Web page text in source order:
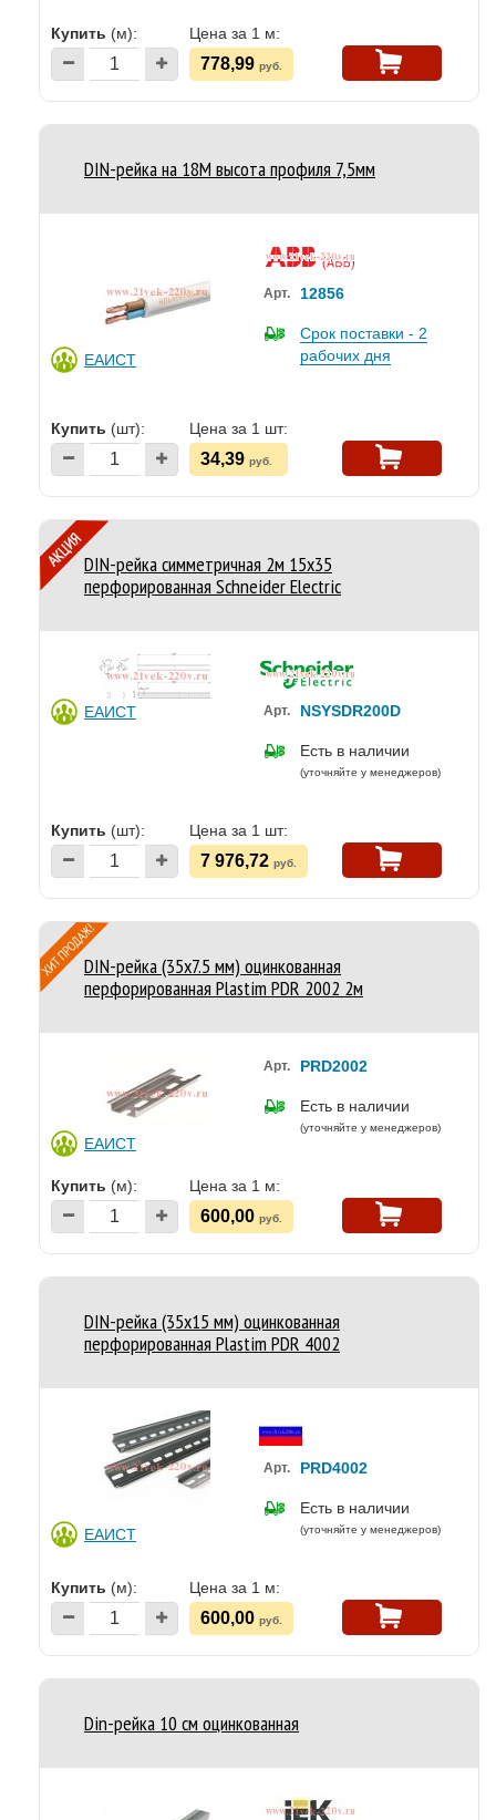
Купить (м): Цена за 1 м:
778,99 руб.
DIN-рейка на 18М высота профиля 7,5мм
ЕАИСТ
Арт. 12856
Срок поставки - 2
рабочих дня
Купить (шт): Цена за 1 шт:
34,39 руб.
DIN-рейка симметричная 2м 15х35
перфорированная Schneider Electric
ЕАИСТ Арт. NSYSDR200D
Есть в наличии
(уточняйте у менеджеров)
Купить (шт): Цена за 1 шт:
7 976,72 руб.
DIN-рейка (35х7.5 мм) оцинкованная
перфорированная Plastim PDR 2002 2м
ЕАИСТ
Арт. PRD2002
Есть в наличии
(уточняйте у менеджеров)
Купить (м): Цена за 1 м:
600,00 руб.
DIN-рейка (35х15 мм) оцинкованная
перфорированная Plastim PDR 4002
ЕАИСТ
Арт. PRD4002
Есть в наличии
(уточняйте у менеджеров)
Купить (м): Цена за 1 м:
600,00 руб.
Din-рейка 10 см оцинкованная